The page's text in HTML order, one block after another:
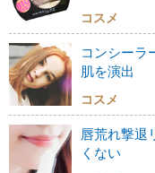
コスメ
コンシーラ
肌を演出
コスメ
唇荒れ撃退
くない